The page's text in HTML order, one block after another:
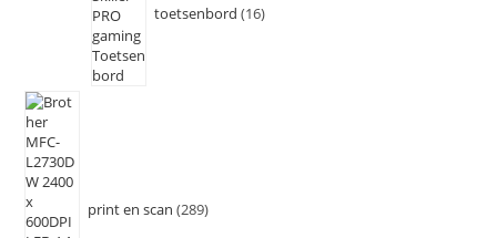
toetsenbord 16
print en scan 289